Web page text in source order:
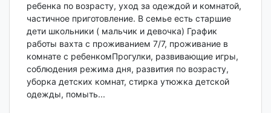
ребенка по возрасту, уход за одеждой и комнатой,
частичное приготовление. В семье есть старшие
дети школьники ( мальчик и девочка) График
работы вахта с проживанием 7/7, проживание в
комнате с ребенкомПрогулки, развивающие игры,
соблюдения режима дня, развития по возрасту,
уборка детских комнат, стирка утюжка детской
одежды, помыть...